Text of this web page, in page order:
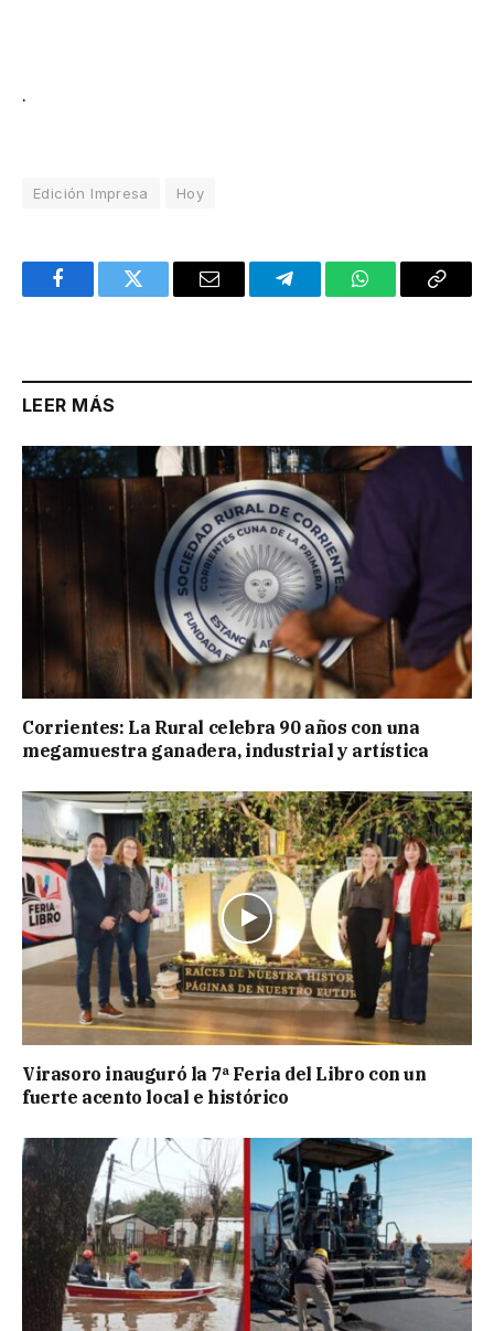
.
Edición Impresa Hoy
FacebookTwitter Email TelegramWhatsAppCopy
LEER MÁS
Corrientes: La Rural celebra 90 años con una
megamuestra ganadera, industrial y artística
Virasoro inauguró la 7ª Feria del Libro con un
fuerte acento local e histórico